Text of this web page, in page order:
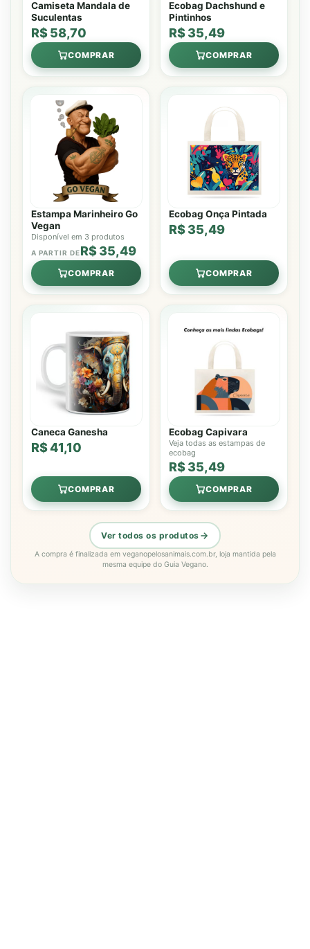
Camiseta Mandala de
Suculentas
R$ 58,70
COMPRAR
Ecobag Dachshund e
Pintinhos
R$ 35,49
COMPRAR
Estampa Marinheiro Go
Vegan
Disponível em 3 produtos
A PARTIR DER$ 35,49
COMPRAR
Ecobag Onça Pintada
R$ 35,49
COMPRAR
Caneca Ganesha
R$ 41,10
COMPRAR
Ecobag Capivara
Veja todas as estampas de
ecobag
R$ 35,49
COMPRAR
Ver todos os produtos
A compra é finalizada em veganopelosanimais.com.br, loja mantida pela
mesma equipe do Guia Vegano.